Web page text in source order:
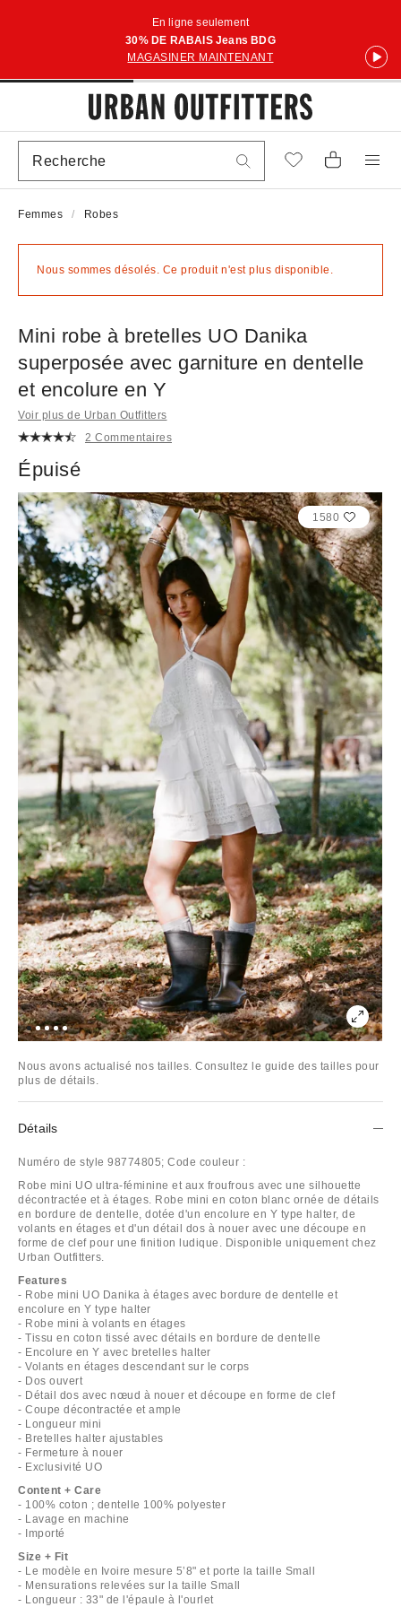
En ligne seulement
30% DE RABAIS Jeans BDG
MAGASINER MAINTENANT
Femmes Robes
Nous sommes désolés. Ce produit n'est plus disponible.
Mini robe à bretelles UO Danika
superposée avec garniture en dentelle
et encolure en Y
Voir plus de Urban Outfitters
2 Commentaires
Épuisé
1580
Nous avons actualisé nos tailles. Consultez le guide des tailles pour
plus de détails.
Détails
Numéro de style 98774805; Code couleur :
Robe mini UO ultra-féminine et aux froufrous avec une silhouette
décontractée et à étages. Robe mini en coton blanc ornée de détails
en bordure de dentelle, dotée d'un encolure en Y type halter, de
volants en étages et d'un détail dos à nouer avec une découpe en
forme de clef pour une finition ludique. Disponible uniquement chez
Urban Outfitters.
Features
- Robe mini UO Danika à étages avec bordure de dentelle et
encolure en Y type halter
- Robe mini à volants en étages
- Tissu en coton tissé avec détails en bordure de dentelle
- Encolure en Y avec bretelles halter
- Volants en étages descendant sur le corps
- Dos ouvert
- Détail dos avec nœud à nouer et découpe en forme de clef
- Coupe décontractée et ample
- Longueur mini
- Bretelles halter ajustables
- Fermeture à nouer
- Exclusivité UO
Content + Care
- 100% coton ; dentelle 100% polyester
- Lavage en machine
- Importé
Size + Fit
- Le modèle en Ivoire mesure 5’8" et porte la taille Small
- Mensurations relevées sur la taille Small
- Longueur : 33" de l'épaule à l'ourlet